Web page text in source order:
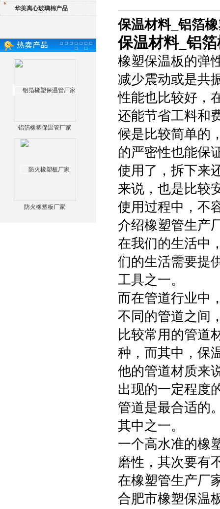
华美离心玻璃棉产品
铝箔橡塑保温管厂家
防火橡塑板厂家
保温材料_铝箔
保温材料_铝
橡塑保温板的弹
减少震动或是共
性能也比较好，
还能节省工料和
候是比较简单的
的严密性也能保
使用了，拆下来
来说，也是比较
使用过程中，不
介绍橡塑管生产
在我们的生活中
们的生活需要提
工具之一。
而在管道行业中
不同的管道之间
比较常用的管道
种，而其中，保
他的管道材质来
出现的一定程度
管道是最合适的
其中之一。
一个高水准的橡
磨性，其次要有
在橡塑管生产厂
合肥市橡塑保温